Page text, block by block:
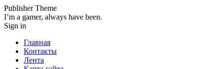
Publisher Theme
I’m a gamer, always have been.
Sign in
Главная
Контакты
Лента